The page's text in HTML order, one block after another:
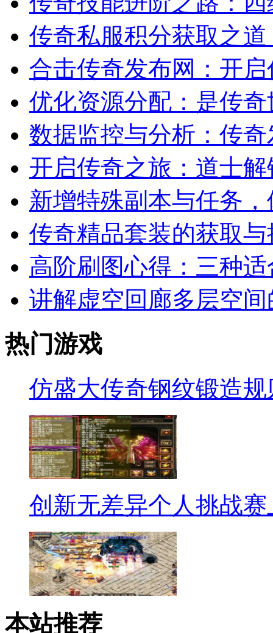
传奇私服积分获取之
合击传奇发布网：开
优化资源分配：是传
数据监控与分析：传
开启传奇之旅：道士
新增特殊副本与任务
传奇精品套装的获取
高阶刷图心得：三种
讲解虚空回廊多层空
热门游戏
仿盛大传奇钢纹锻造
创新无差异个人挑战赛
本站推荐